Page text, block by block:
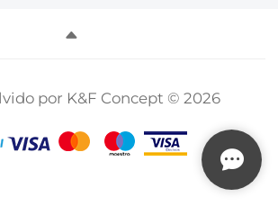
por K&F Concept © 2026